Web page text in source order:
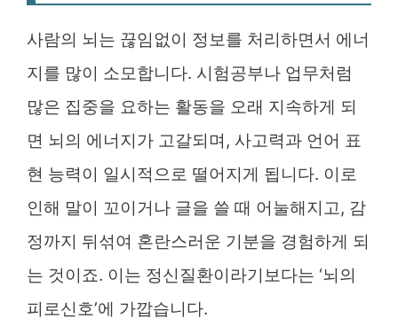
사람의 뇌는 끊임없이 정보를 처리하면서 에너
지를 많이 소모합니다. 시험공부나 업무처럼
많은 집중을 요하는 활동을 오래 지속하게 되
면 뇌의 에너지가 고갈되며, 사고력과 언어 표
현 능력이 일시적으로 떨어지게 됩니다. 이로
인해 말이 꼬이거나 글을 쓸 때 어눌해지고, 감
정까지 뒤섞여 혼란스러운 기분을 경험하게 되
는 것이죠. 이는 정신질환이라기보다는 ‘뇌의
피로신호’에 가깝습니다.